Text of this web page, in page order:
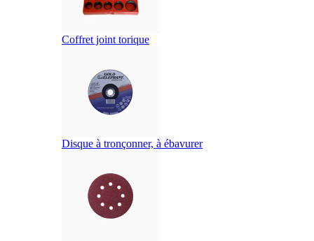
Coffret joint torique
Disque à tronçonner, à ébavurer